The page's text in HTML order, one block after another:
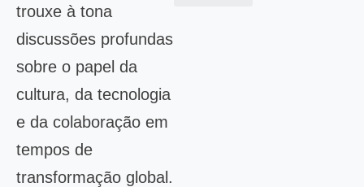
trouxe à tona
discussões profundas
sobre o papel da
cultura, da tecnologia
e da colaboração em
tempos de
transformação global.